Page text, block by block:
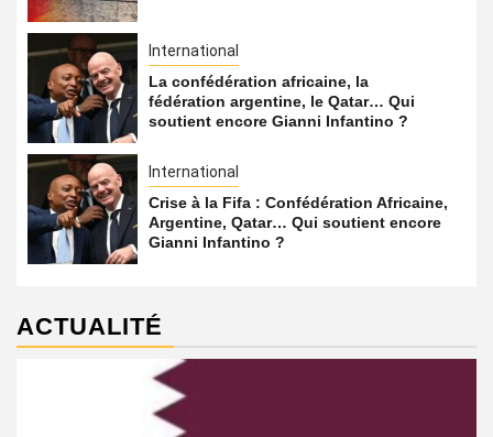
International
La confédération africaine, la
fédération argentine, le Qatar… Qui
soutient encore Gianni Infantino ?
International
Crise à la Fifa : Confédération Africaine,
Argentine, Qatar… Qui soutient encore
Gianni Infantino ?
ACTUALITÉ